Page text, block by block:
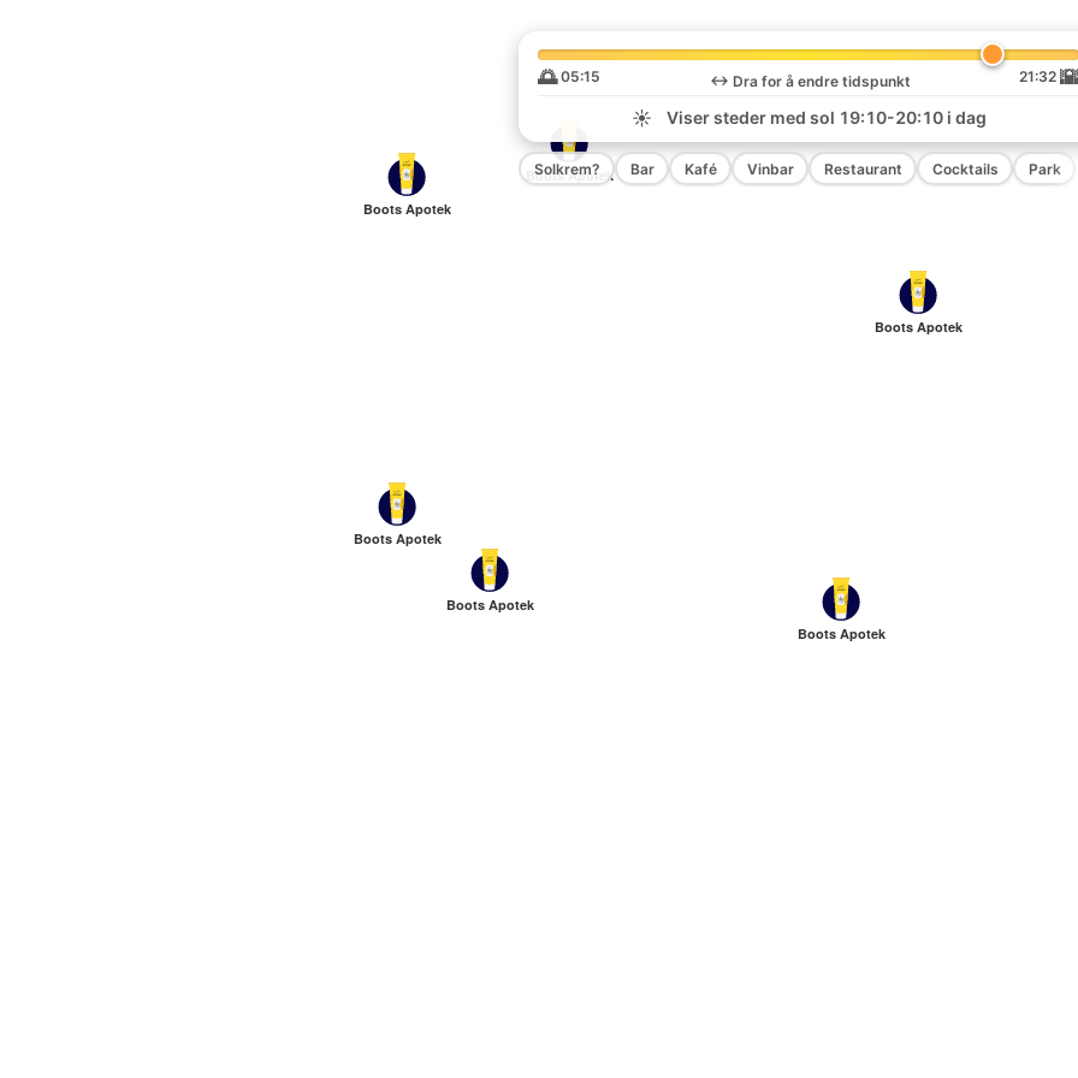
Boots Apotek
Boots Apotek
Boots Apotek
Boots Apotek
Boots Apotek
Boots Apotek
🌅 05:15 ↔️ Dra for å endre tidspunkt 21:32 🌇
☀️
Viser steder med sol 19:10-20:10i dag
Solkrem? Bar Kafé Vinbar Restaurant Cocktails Park